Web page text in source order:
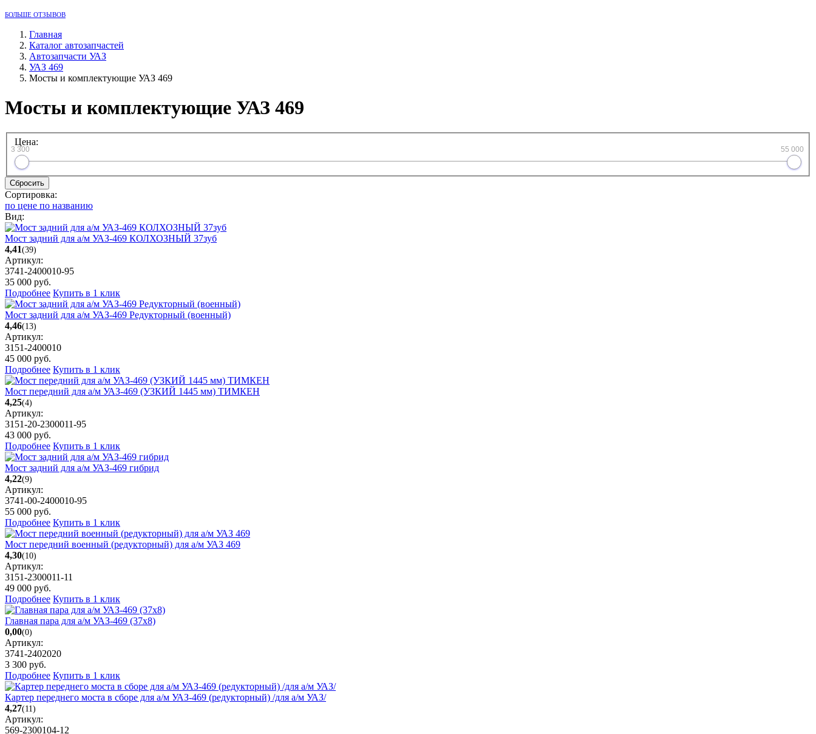
БОЛЬШЕ ОТЗЫВОВ
Главная
Каталог автозапчастей
Автозапчасти УАЗ
УАЗ 469
Мосты и комплектующие УАЗ 469
Мосты и комплектующие УАЗ 469
Цена:
3 300 55 000
Сбросить
Сортировка:
по цене по названию
Вид:
Мост задний для а/м УАЗ-469 КОЛХОЗНЫЙ 37зуб
4,41(39)
Артикул:
3741-2400010-95
35 000 руб.
Подробнее Купить в 1 клик
Мост задний для а/м УАЗ-469 Редукторный (военный)
4,46(13)
Артикул:
3151-2400010
45 000 руб.
Подробнее Купить в 1 клик
Мост передний для а/м УАЗ-469 (УЗКИЙ 1445 мм) ТИМКЕН
4,25(4)
Артикул:
3151-20-2300011-95
43 000 руб.
Подробнее Купить в 1 клик
Мост задний для а/м УАЗ-469 гибрид
4,22(9)
Артикул:
3741-00-2400010-95
55 000 руб.
Подробнее Купить в 1 клик
Мост передний военный (редукторный) для а/м УАЗ 469
4,30(10)
Артикул:
3151-2300011-11
49 000 руб.
Подробнее Купить в 1 клик
Главная пара для а/м УАЗ-469 (37х8)
0,00(0)
Артикул:
3741-2402020
3 300 руб.
Подробнее Купить в 1 клик
Картер переднего моста в сборе для а/м УАЗ-469 (редукторный) /для а/м УАЗ/
4,27(11)
Артикул:
569-2300104-12